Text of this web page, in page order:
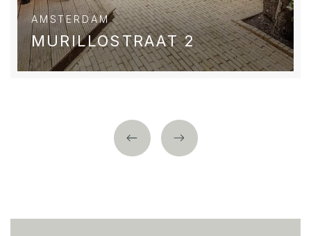
AMSTERDAM
MURILLOSTRAAT 2